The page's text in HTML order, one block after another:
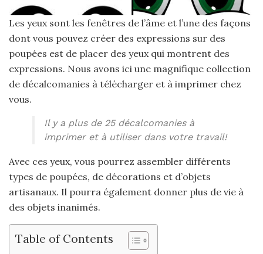
Les yeux sont les fenêtres de l’âme et l’une des façons
dont vous pouvez créer des expressions sur des
poupées est de placer des yeux qui montrent des
expressions. Nous avons ici une magnifique collection
de décalcomanies à télécharger et à imprimer chez
vous.
Il y a plus de 25 décalcomanies à
imprimer et à utiliser dans votre travail!
Avec ces yeux, vous pourrez assembler différents
types de poupées, de décorations et d’objets
artisanaux. Il pourra également donner plus de vie à
des objets inanimés.
Table of Contents